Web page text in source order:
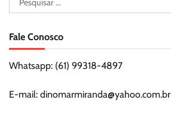
por:
Fale Conosco
Whatsapp: (61) 99318-4897
E-mail: dinomarmiranda@yahoo.com.br